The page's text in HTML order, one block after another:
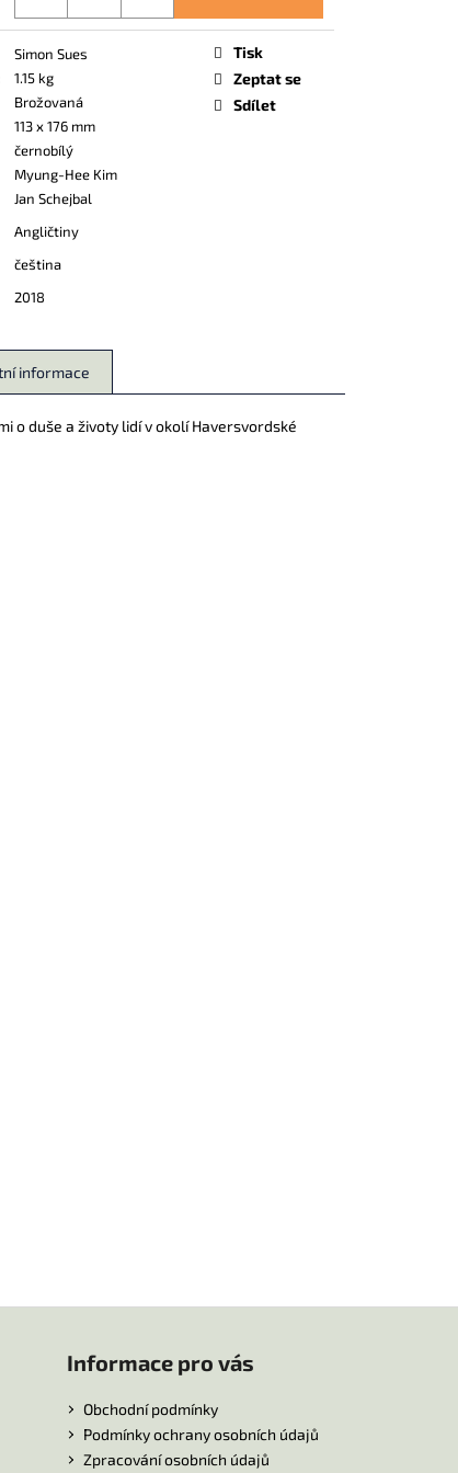
Simon Sues
1.15 kg
Brožovaná
113 x 176 mm
černobílý
Myung-Hee Kim
Jan Schejbal
Angličtiny
čeština
2018
Tisk
Zeptat se
Sdílet
informace
o duše a životy lidí v okolí Haversvordské
Informace pro vás
Obchodní podmínky
Podmínky ochrany osobních údajů
Zpracování osobních údajů